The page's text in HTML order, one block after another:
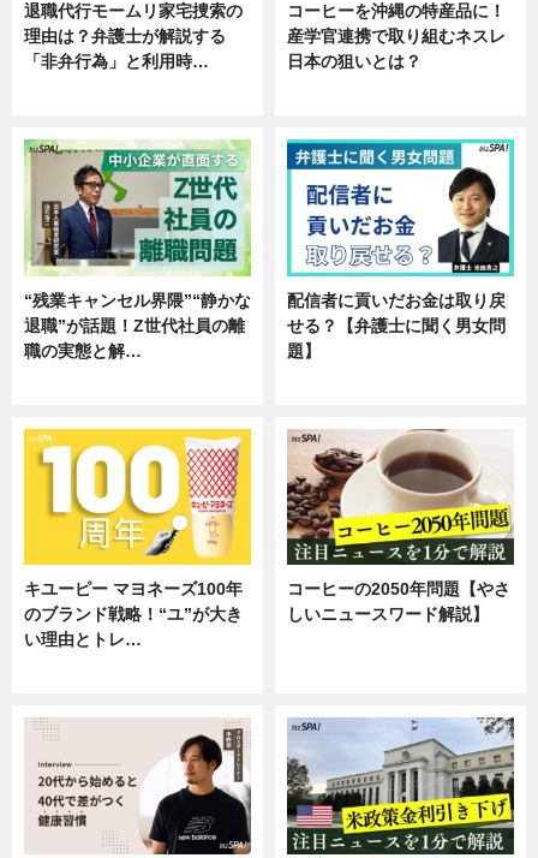
退職代行モームリ家宅捜索の
理由は？弁護士が解説する
「非弁行為」と利用時…
コーヒーを沖縄の特産品に！
産学官連携で取り組むネスレ
日本の狙いとは？
“残業キャンセル界隈”“静かな
退職”が話題！Z世代社員の離
職の実態と解…
配信者に貢いだお金は取り戻
せる？【弁護士に聞く男女問
題】
キユーピー マヨネーズ100年
のブランド戦略！“ユ”が大き
い理由とトレ…
コーヒーの2050年問題【やさ
しいニュースワード解説】